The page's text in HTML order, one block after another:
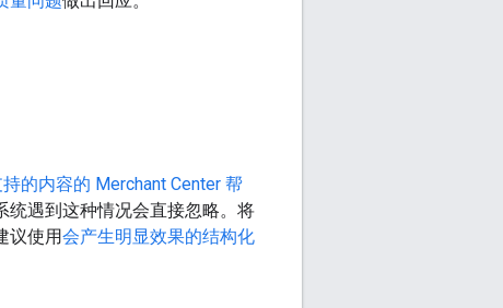
的内容的 Merchant Center 帮
统遇到这种情况会直接忽略。将
议使用会产生明显效果的结构化